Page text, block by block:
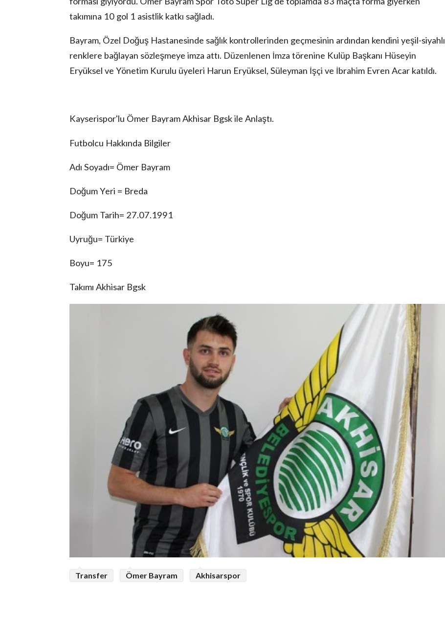
takımına 10 gol 1 asistlik katkı sağladı.
Bayram, Özel Doğuş Hastanesinde sağlık kontrollerinden geçmesinin ardından kendini yeşil-siyahlı
renklere bağlayan sözleşmeye imza attı. Düzenlenen İmza törenine Kulüp Başkanı Hüseyin
Eryüksel ve Yönetim Kurulu üyeleri Harun Eryüksel, Süleyman İşçi ve İbrahim Evren Acar katıldı.
Kayserispor'lu Ömer Bayram Akhisar Bgsk ile Anlaştı.
Futbolcu Hakkında Bilgiler
Adı Soyadı= Ömer Bayram
Doğum Yeri = Breda
Doğum Tarih= 27.07.1991
Uyruğu= Türkiye
Boyu= 175
Takımı Akhisar Bgsk
Transfer Ömer Bayram Akhisarspor